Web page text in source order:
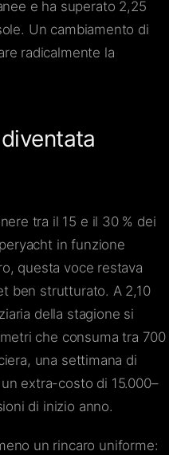
e ha superato 2,25
Un cambiamento di
radicalmente la
tra il 15 e il 30 % dei
in funzione
questa voce restava
ben strutturato. A 2,10
della stagione si
che consuma tra 700
una settimana di
extra-costo di 15.000–
di inizio anno.
un rincaro uniforme: